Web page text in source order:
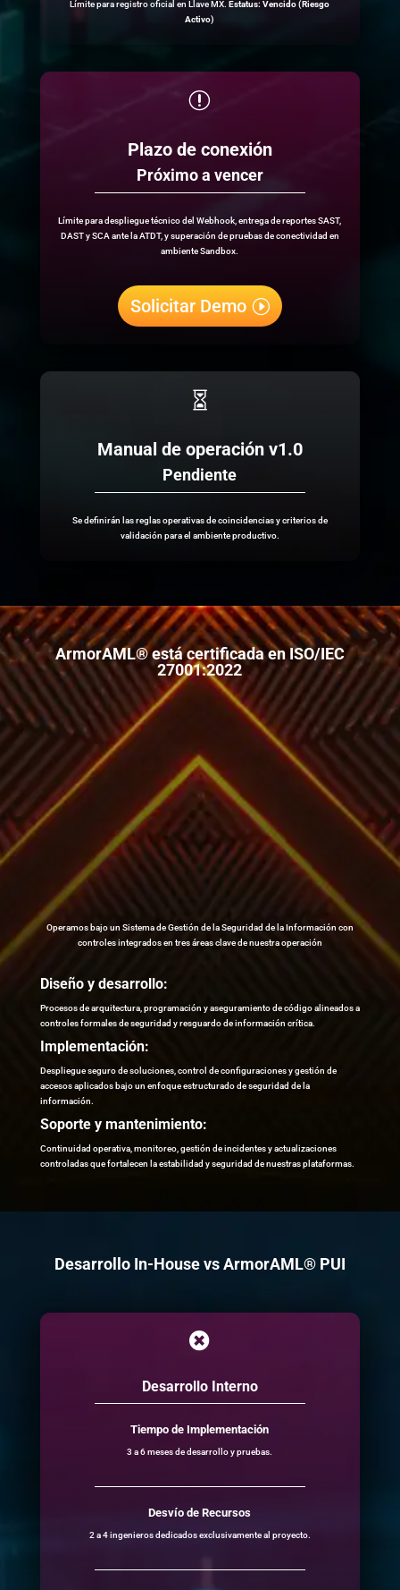
Límite para registro oficial en Llave MX.Estatus: Vencido (Riesgo
Activo)
r
Plazo de conexión
Próximo a vencer
Límite para despliegue técnico del Webhook, entrega de reportes SAST,
DAST y SCA ante la ATDT, y superación de pruebas de conectividad en
ambiente Sandbox.
Solicitar Demo

Manual de operación v1.0
Pendiente
Se definirán las reglas operativas de coincidencias y criterios de
validación para el ambiente productivo.
ArmorAML® está certificada en ISO/IEC
27001:2022
Operamos bajo un Sistema de Gestión de la Seguridad de la Información con
controles integrados en tres áreas clave de nuestra operación
Diseño y desarrollo:
Procesos de arquitectura, programación y aseguramiento de código alineados a
controles formales de seguridad y resguardo de información crítica.
Implementación:
Despliegue seguro de soluciones, control de configuraciones y gestión de
accesos aplicados bajo un enfoque estructurado de seguridad de la
información.
Soporte y mantenimiento:
Continuidad operativa, monitoreo, gestión de incidentes y actualizaciones
controladas que fortalecen la estabilidad y seguridad de nuestras plataformas.
Desarrollo In-House vs ArmorAML® PUI

Desarrollo Interno
Tiempo de Implementación
3 a 6 meses de desarrollo y pruebas.
Desvío de Recursos
2 a 4 ingenieros dedicados exclusivamente al proyecto.